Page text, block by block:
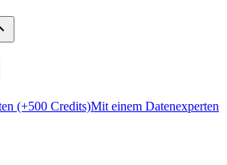
(+500 Credits)Mit einem Datenexperten